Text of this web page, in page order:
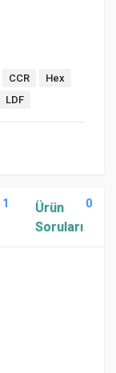
CCR
Hex
LDF
1
Ürün
Soruları
0